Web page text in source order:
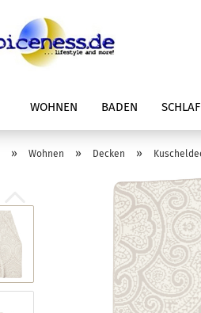
WOHNEN BADEN
» Wohnen » Decken »